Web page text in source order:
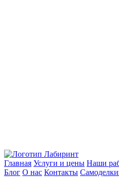
Главная Услуги и цены Наши
Блог О нас Контакты